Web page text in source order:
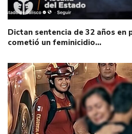
Dictan sentencia de 32 años en
cometió un feminicidio…